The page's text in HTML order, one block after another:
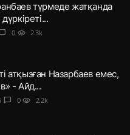
түрмеде жатқанда
0 visibility 2.3k
атқызған Назарбаев емес,
- Айд...
chat_bubble 0 visibility 2.2k